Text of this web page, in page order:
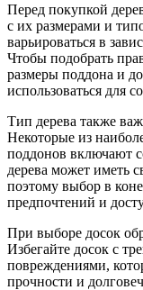
Перед покупкой
с их размерами и
варьироваться в
Чтобы подобрать
размеры поддона и
использоваться для
Тип дерева также
Некоторые из
поддонов включают
дерева может иметь
поэтому выбор в
предпочтений и
При выборе досок
Избегайте досок с
повреждениями,
прочности и